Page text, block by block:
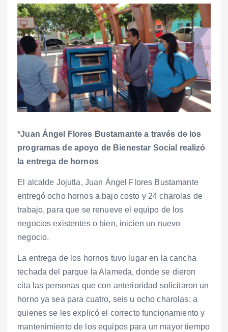
*Juan Ángel Flores Bustamante a través de los
programas de apoyo de Bienestar Social realizó
la entrega de hornos
El alcalde Jojutla, Juan Ángel Flores Bustamante
entregó ocho hornos a bajo costo y 24 charolas de
trabajo, para que se renueve el equipo de los
negocios existentes o bien, inicien un nuevo
negocio.
La entrega de los hornos tuvo lugar en la cancha
techada del parque la Alameda, donde se dieron
cita las personas que con anterioridad solicitaron un
horno ya sea para cuatro, seis u ocho charolas; a
quienes se les explicó el correcto funcionamiento y
mantenimiento de los equipos para un mayor tiempo